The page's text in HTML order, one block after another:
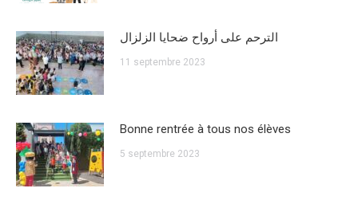
الترحم على أرواح ضحايا الزلزال
11 septembre 2023
Bonne rentrée à tous nos élèves
5 septembre 2023